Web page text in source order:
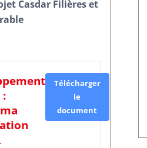
Casdar Filières et
Télécharger
le
document